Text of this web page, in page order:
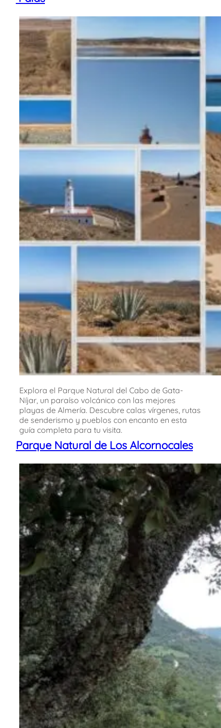
Explora el Parque Natural del Cabo de Gata-
Níjar, un paraíso volcánico con las mejores
playas de Almería. Descubre calas vírgenes, rutas
de senderismo y pueblos con encanto en esta
guía completa para tu visita.
Parque Natural de Los Alcornocales